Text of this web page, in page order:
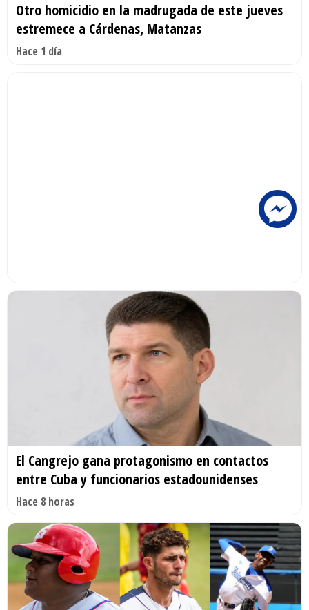
Otro homicidio en la madrugada de este jueves
estremece a Cárdenas, Matanzas
Hace 1 día
El Cangrejo gana protagonismo en contactos
entre Cuba y funcionarios estadounidenses
Hace 8 horas